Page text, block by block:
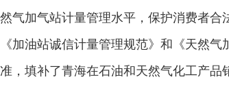
气加气站计量管理水平，保护消费者合
加油站诚信计量管理规范》和《天然气
，填补了青海在石油和天然气化工产品